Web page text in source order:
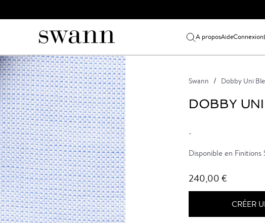
A proposAideConnexion
Swann Dobby Uni
DOBBY
-
Disponible en Finitions
240,00 €
CRÉER